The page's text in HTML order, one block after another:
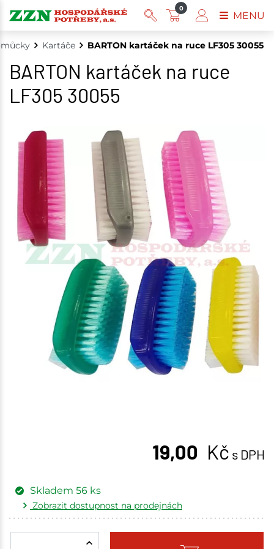
Kartáče BARTON kartáček na ruce LF305 30055
BARTON kartáček na ruce
LF305 30055
19,00 Kč s DPH
Skladem 56 ks
Zobrazit dostupnost na prodejnách
0
MENU